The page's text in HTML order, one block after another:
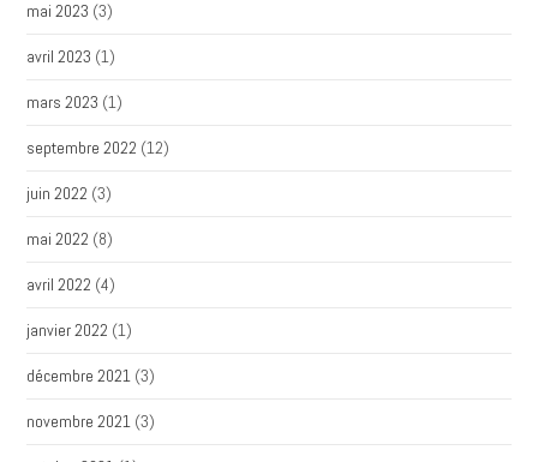
mai 2023 (3)
avril 2023 (1)
mars 2023 (1)
septembre 2022 (12)
juin 2022 (3)
mai 2022 (8)
avril 2022 (4)
janvier 2022 (1)
décembre 2021 (3)
novembre 2021 (3)